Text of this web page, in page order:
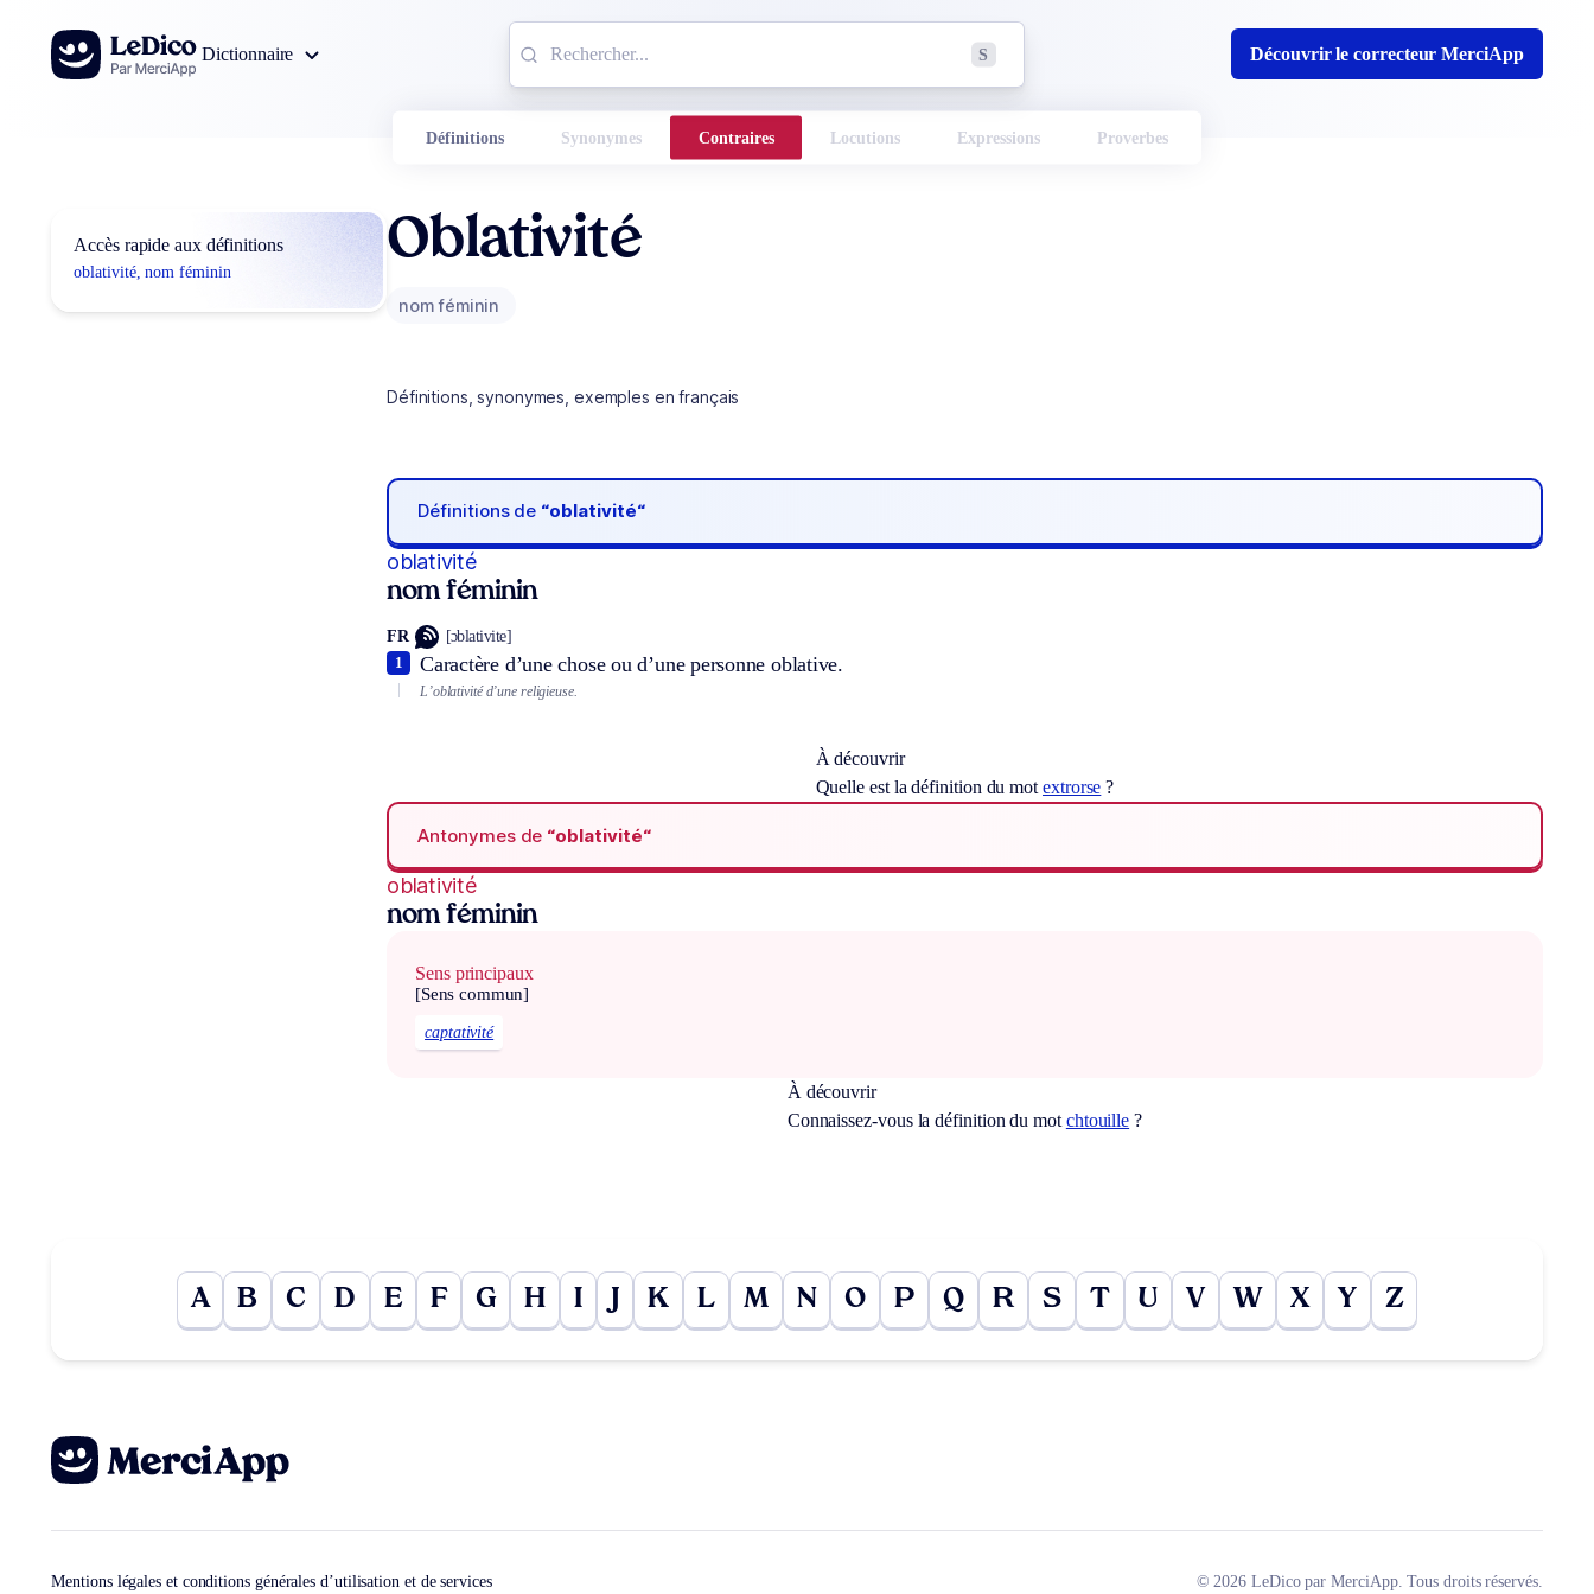
Aller au contenu
Dictionnaire
S Découvrir le correcteur MerciApp
Définitions Synonymes Contraires Locutions Expressions Proverbes
Accès rapide aux définitions
oblativité, nom féminin
Oblativité
nom féminin
Définitions, synonymes, exemples en français
Définitions de “oblativité“
oblativité
nom féminin
FR [ɔblativite]
Caractère d’une chose ou d’une personne oblative.
1
L’oblativité d’une religieuse.
À découvrir
Quelle est la définition du mot extrorse ?
Antonymes de “oblativité“
oblativité
nom féminin
Sens principaux
[Sens commun]
captativité
À découvrir
Connaissez-vous la définition du mot chtouille ?
A B C D E F G H I J K L M N O P Q R S T U V W X Y Z
Mentions légales et conditions générales d’utilisation et de services © 2026 LeDico par MerciApp. Tous droits réservés.